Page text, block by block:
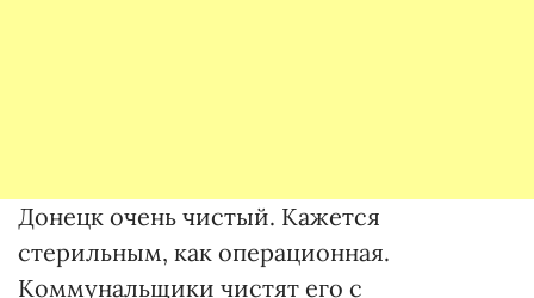
Донецк очень чистый. Кажется
стерильным, как операционная.
Коммунальщики чистят его с